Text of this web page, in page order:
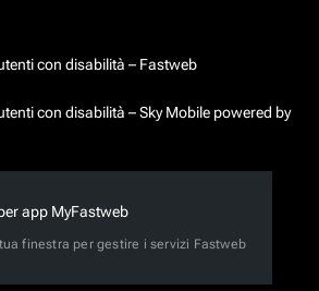
con disabilità – Fastweb
con disabilità – Sky Mobile powered by
app MyFastweb
finestra per gestire i servizi Fastweb